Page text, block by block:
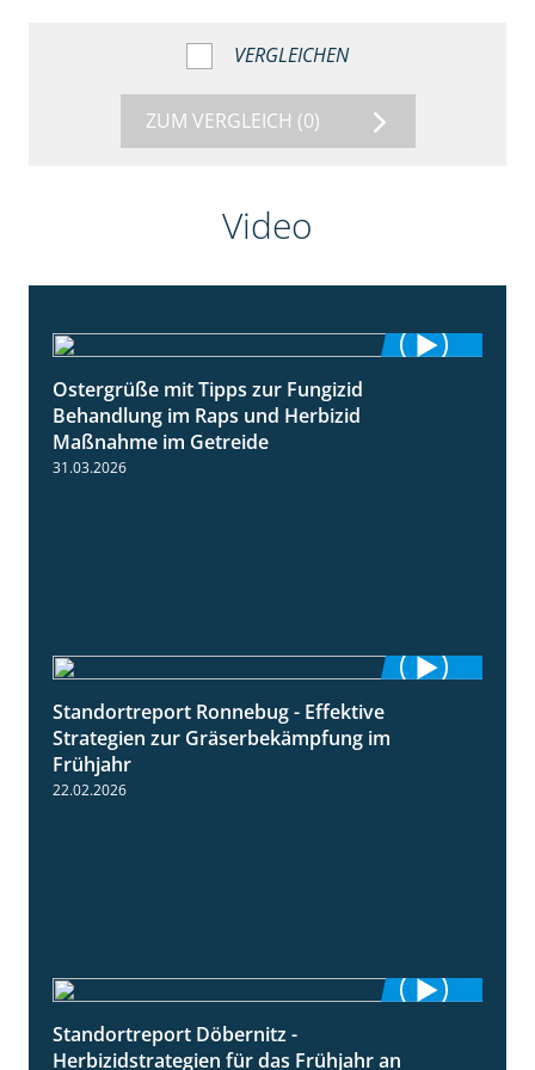
VERGLEICHEN
ZUM VERGLEICH (0)
Video
Ostergrüße mit Tipps zur Fungizid
Behandlung im Raps und Herbizid
Maßnahme im Getreide
31.03.2026
Standortreport Ronnebug - Effektive
Strategien zur Gräserbekämpfung im
Frühjahr
22.02.2026
Standortreport Döbernitz -
Herbizidstrategien für das Frühjahr an